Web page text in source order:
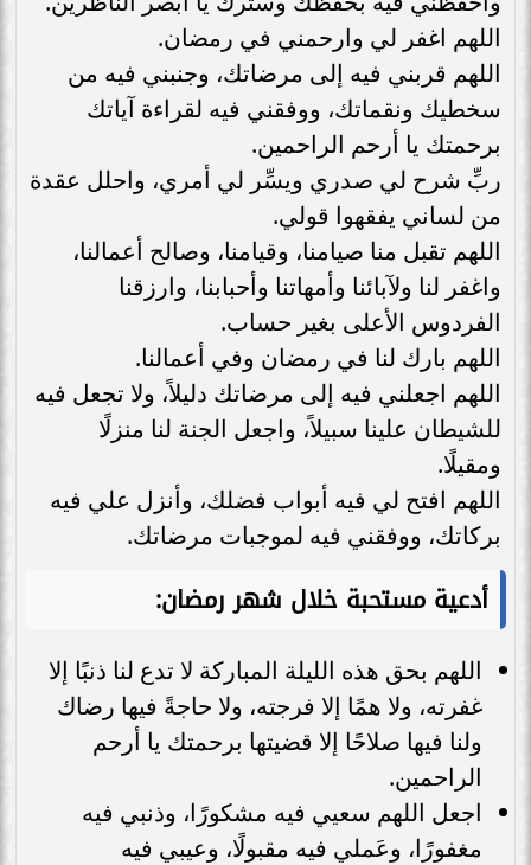
اللهم اغفر لي وارحمني في رمضان.
اللهم قربني فيه إلى مرضاتك، وجنبني فيه من
سخطيك ونقماتك، ووفقني فيه لقراءة آياتك
برحمتك يا أرحم الراحمين.
ربِّ شرح لي صدري ويسِّر لي أمري، واحلل عقدة
من لساني يفقهوا قولي.
اللهم تقبل منا صيامنا، وقيامنا، وصالح أعمالنا،
واغفر لنا ولآبائنا وأمهاتنا وأحبابنا، وارزقنا
الفردوس الأعلى بغير حساب.
اللهم بارك لنا في رمضان وفي أعمالنا.
اللهم اجعلني فيه إلى مرضاتك دليلاً، ولا تجعل فيه
للشيطان علينا سبيلاً، واجعل الجنة لنا منزلًا
ومقيلًا.
اللهم افتح لي فيه أبواب فضلك، وأنزل علي فيه
بركاتك، ووفقني فيه لموجبات مرضاتك.
أدعية مستحبة خلال شهر رمضان:
اللهم بحق هذه الليلة المباركة لا تدع لنا ذنبًا إلا
غفرته، ولا همًا إلا فرجته، ولا حاجةً فيها رضاك
ولنا فيها صلاحًا إلا قضيتها برحمتك يا أرحم
الراحمين.
اجعل اللهم سعيي فيه مشكورًا، وذنبي فيه
مغفورًا، وعَملي فيه مقبولًا، وعيبي فيه